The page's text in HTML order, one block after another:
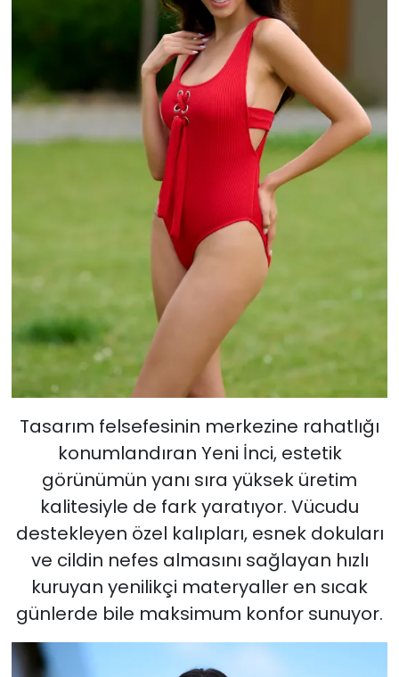
Tasarım felsefesinin merkezine rahatlığı
konumlandıran Yeni İnci, estetik
görünümün yanı sıra yüksek üretim
kalitesiyle de fark yaratıyor. Vücudu
destekleyen özel kalıpları, esnek dokuları
ve cildin nefes almasını sağlayan hızlı
kuruyan yenilikçi materyaller en sıcak
günlerde bile maksimum konfor sunuyor.